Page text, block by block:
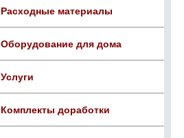
Расходные материалы
Оборудование для дома
Услуги
Комплекты доработки